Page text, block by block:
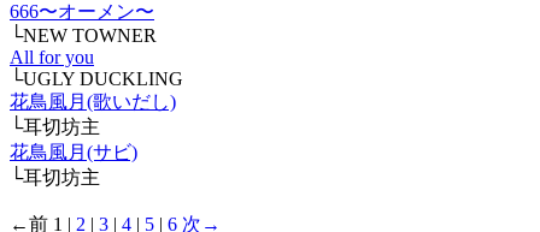
666〜オーメン〜
└NEW TOWNER
All for you
└UGLY DUCKLING
花鳥風月(歌いだし)
└耳切坊主
花鳥風月(サビ)
└耳切坊主
←前 1 | 2 | 3 | 4 | 5 | 6 次→